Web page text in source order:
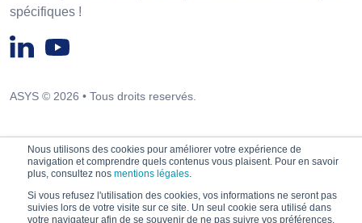
Nous utilisons des cookies pour améliorer votre expérience de
navigation et comprendre quels contenus vous plaisent. Pour en savoir
plus, consultez nos mentions légales.
Si vous refusez l'utilisation des cookies, vos informations ne seront pas
suivies lors de votre visite sur ce site. Un seul cookie sera utilisé dans
votre navigateur afin de se souvenir de ne pas suivre vos préférences.
spécifiques !
ASYS © 2026 • Tous droits reservés.